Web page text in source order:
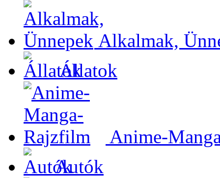
Alkalmak,
Állatok
Anime-
Autók